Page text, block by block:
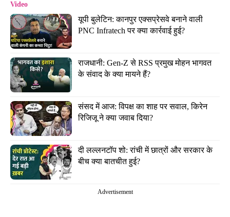
Video
यूपी बुलेटिन: कानपुर एक्सप्रेसवे बनाने वाली
PNC Infratech पर क्या कार्रवाई हुई?
राजधानी: Gen-Z से RSS प्रमुख मोहन भागवत
के संवाद के क्या मायने हैं?
संसद में आज: विपक्ष का शाह पर सवाल, किरेन
रिजिजू ने क्या जवाब दिया?
दी लल्लनटॉप शो: रांची में छात्रों और सरकार के
बीच क्या बातचीत हुई?
Advertisement